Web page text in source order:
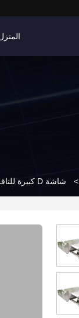
> شاشة D كبيرة للناقل للكشف عن المعادن لصناعة المواد الغذائية - انفجار الهواء